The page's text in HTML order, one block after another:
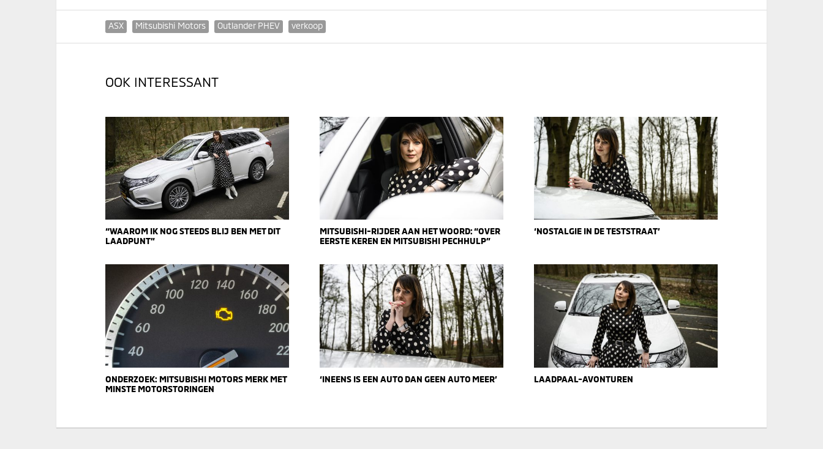
ASX Mitsubishi Motors Outlander PHEV verkoop
OOK INTERESSANT
“WAAROM IK NOG STEEDS BLIJ BEN MET DIT
LAADPUNT”
MITSUBISHI-RIJDER AAN HET WOORD: “OVER
EERSTE KEREN EN MITSUBISHI PECHHULP”
‘NOSTALGIE IN DE TESTSTRAAT’
ONDERZOEK: MITSUBISHI MOTORS MERK MET
MINSTE MOTORSTORINGEN
‘INEENS IS EEN AUTO DAN GEEN AUTO MEER’ LAADPAAL-AVONTUREN